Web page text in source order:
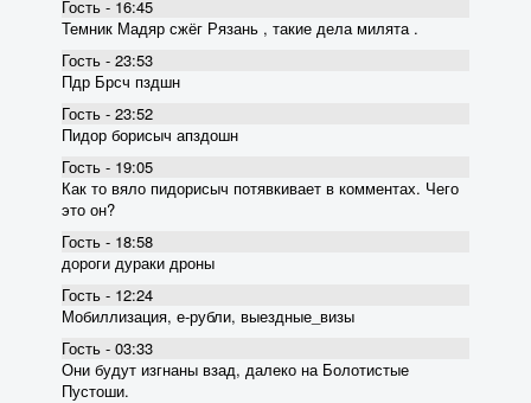
Гость - 16:45
Темник Мадяр сжёг Рязань , такие дела милята .
Гость - 23:53
Пдр Брсч пздшн
Гость - 23:52
Пидор борисыч апздошн
Гость - 19:05
Как то вяло пидорисыч потявкивает в комментах. Чего
это он?
Гость - 18:58
дороги дураки дроны
Гость - 12:24
Мобиллизация, е-рубли, выездные_визы
Гость - 03:33
Они будут изгнаны взад, далеко на Болотистые
Пустоши.